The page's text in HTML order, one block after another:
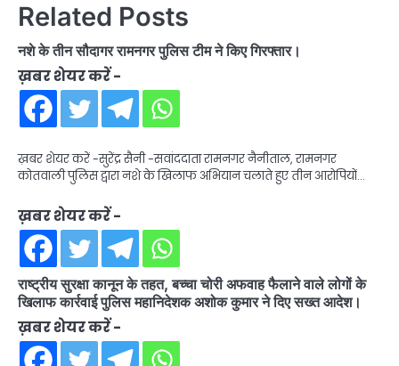
Related Posts
नशे के तीन सौदागर रामनगर पुलिस टीम ने किए गिरफ्तार।
ख़बर शेयर करें -
ख़बर शेयर करें -सुरेंद्र सैनी -सवांददाता रामनगर नैनीताल, रामनगर
कोतवाली पुलिस द्वारा नशे के खिलाफ अभियान चलाते हुए तीन आरोपियों…
ख़बर शेयर करें -
राष्ट्रीय सुरक्षा कानून के तहत, बच्चा चोरी अफवाह फैलाने वाले लोगों के
खिलाफ कार्रवाई पुलिस महानिदेशक अशोक कुमार ने दिए सख्त आदेश।
ख़बर शेयर करें -